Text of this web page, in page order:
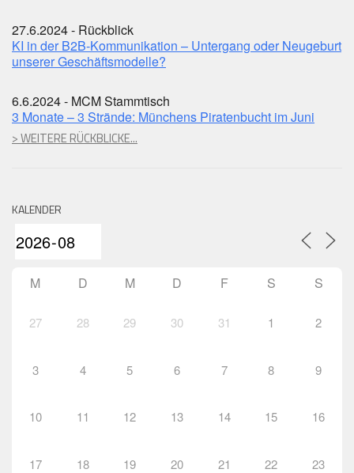
27.6.2024 - Rückblick
KI in der B2B-Kommunikation – Untergang oder Neugeburt
unserer Geschäftsmodelle?
6.6.2024 - MCM Stammtisch
3 Monate – 3 Strände: Münchens Piratenbucht im Juni
> WEITERE RÜCKBLICKE...
KALENDER
M D M D F S S
27 28 29 30 31 1 2
3 4 5 6 7 8 9
10 11 12 13 14 15 16
17 18 19 20 21 22 23